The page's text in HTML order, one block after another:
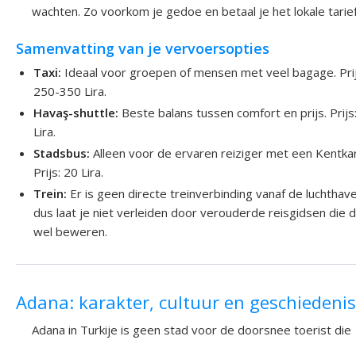
wachten. Zo voorkom je gedoe en betaal je het lokale
Samenvatting van je vervoersopties
Taxi: Ideaal voor groepen of mensen met veel bagage.
250-350 Lira.
Havaş-shuttle: Beste balans tussen comfort en prijs.
Lira.
Stadsbus: Alleen voor de ervaren reiziger met een
Prijs: 20 Lira.
Trein: Er is geen directe treinverbinding vanaf de
dus laat je niet verleiden door verouderde reisgidsen die
wel beweren.
Adana: karakter, cultuur en geschiedenis
Adana in Turkije is geen stad voor de doorsnee toerist die